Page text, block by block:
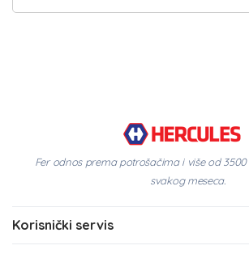
Fer odnos prema potrošačima i više od
svakog meseca.
Korisnički servis